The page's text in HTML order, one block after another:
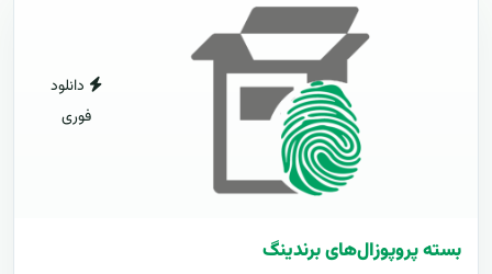
دانلود
فوری
بسته پروپوزال‌های برندینگ